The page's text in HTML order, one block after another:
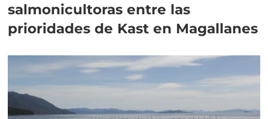
salmonicultoras entre las
prioridades de Kast en Magallanes